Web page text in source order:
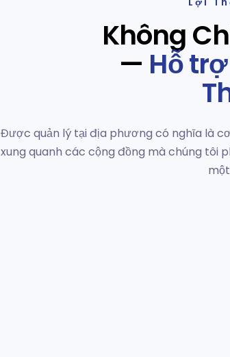
Không
— Hỗ
Được quản lý tại địa phương có nghĩa là
xung quanh các cộng đồng mà chúng tôi